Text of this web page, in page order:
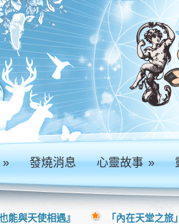
» 發燒消息 心靈故事»
能與天使相遇』 「內在天堂之